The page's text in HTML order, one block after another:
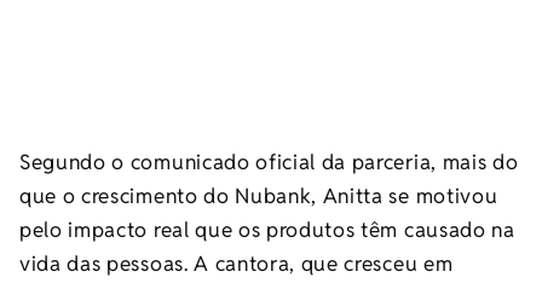
Segundo o comunicado oficial da parceria, mais do
que o crescimento do Nubank, Anitta se motivou
pelo impacto real que os produtos têm causado na
vida das pessoas. A cantora, que cresceu em